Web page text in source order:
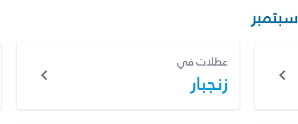
سبتمبر
عطلات في
زنجبار